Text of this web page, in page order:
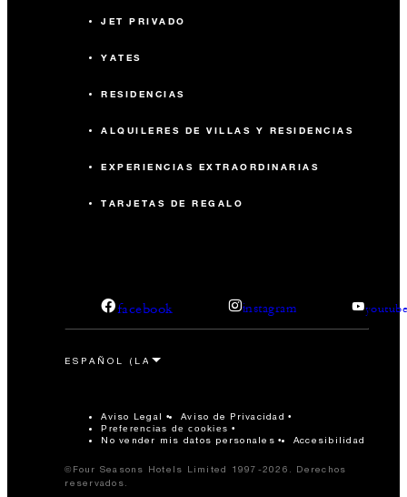
JET PRIVADO
YATES
RESIDENCIAS
ALQUILERES DE VILLAS Y RESIDENCIAS
EXPERIENCIAS EXTRAORDINARIAS
TARJETAS DE REGALO
facebook instagram
Aviso Legal Aviso de Privacidad
Preferencias de cookies
No vender mis datos personales Accesibilidad
©Four Seasons Hotels Limited 1997-2026. Derechos
reservados.